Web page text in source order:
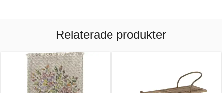
Relaterade produkter